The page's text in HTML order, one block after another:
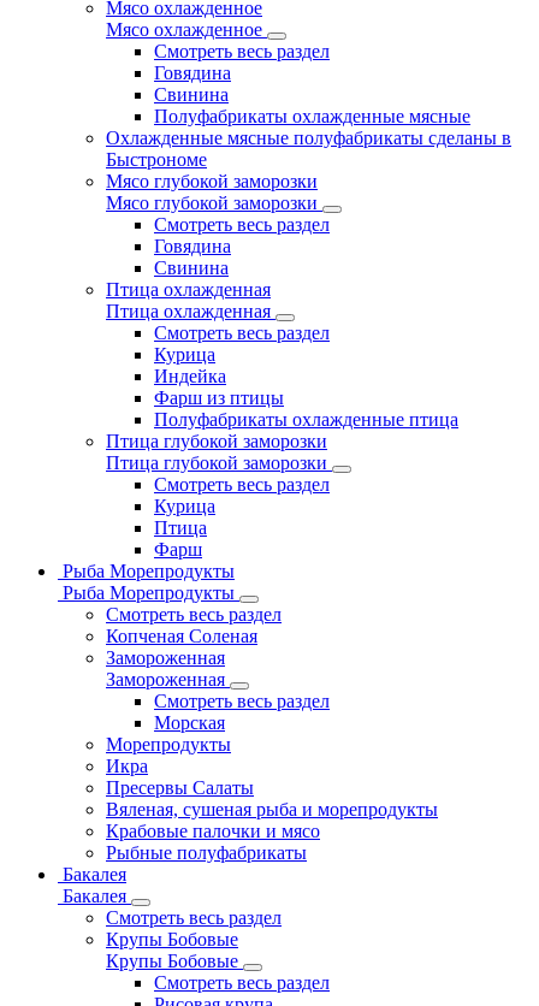
Мясо охлажденное
Мясо охлажденное
Смотреть весь раздел
Говядина
Свинина
Полуфабрикаты охлажденные мясные
Охлажденные мясные полуфабрикаты сделаны в
Быстрономе
Мясо глубокой заморозки
Мясо глубокой заморозки
Смотреть весь раздел
Говядина
Свинина
Птица охлажденная
Птица охлажденная
Смотреть весь раздел
Курица
Индейка
Фарш из птицы
Полуфабрикаты охлажденные птица
Птица глубокой заморозки
Птица глубокой заморозки
Смотреть весь раздел
Курица
Птица
Фарш
Рыба Морепродукты
Рыба Морепродукты
Смотреть весь раздел
Копченая Соленая
Замороженная
Замороженная
Смотреть весь раздел
Морская
Морепродукты
Икра
Пресервы Салаты
Вяленая, сушеная рыба и морепродукты
Крабовые палочки и мясо
Рыбные полуфабрикаты
Бакалея
Бакалея
Смотреть весь раздел
Крупы Бобовые
Крупы Бобовые
Смотреть весь раздел